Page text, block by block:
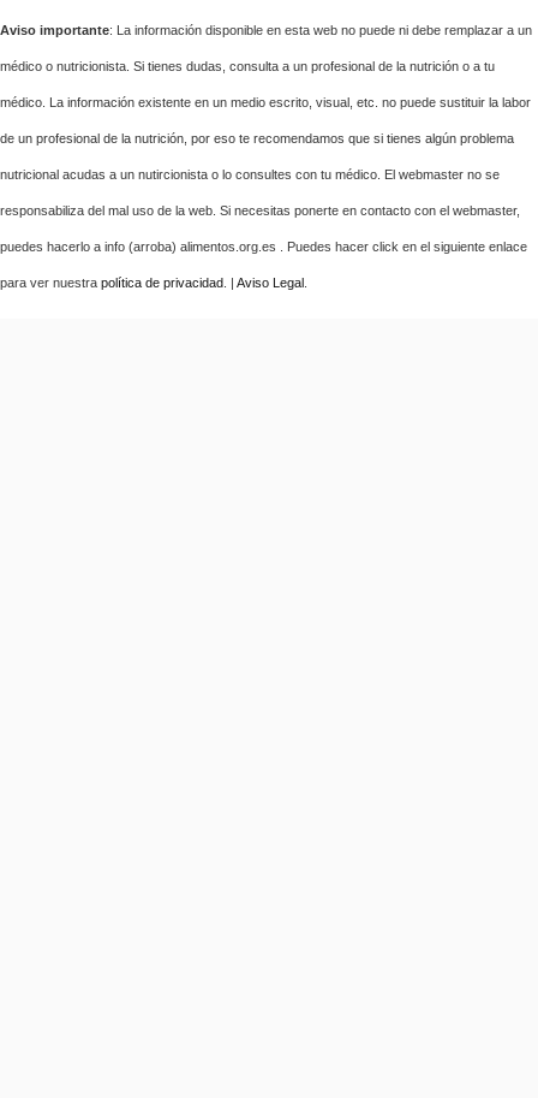
Aviso importante: La información disponible en esta web no puede ni debe remplazar a un
médico o nutricionista. Si tienes dudas, consulta a un profesional de la nutrición o a tu
médico. La información existente en un medio escrito, visual, etc. no puede sustituir la labor
de un profesional de la nutrición, por eso te recomendamos que si tienes algún problema
nutricional acudas a un nutircionista o lo consultes con tu médico. El webmaster no se
responsabiliza del mal uso de la web. Si necesitas ponerte en contacto con el webmaster,
puedes hacerlo a info (arroba) alimentos.org.es . Puedes hacer click en el siguiente enlace
para ver nuestra política de privacidad . | Aviso Legal